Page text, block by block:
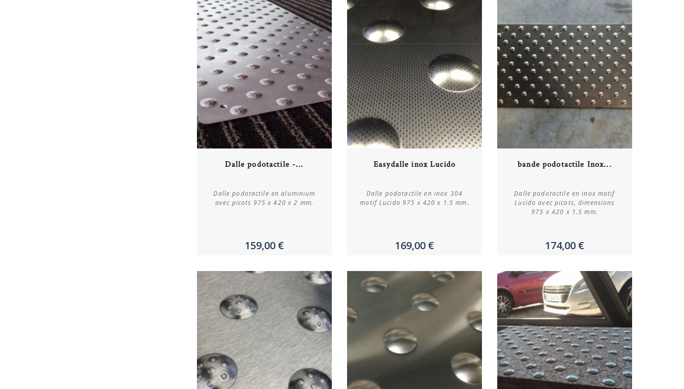
Plus de détails
Dalle podotactile -...
Dalle podotactile en aluminium
avec picots 975 x 420 x 2 mm.
159,00 €
Plus de détails
Easydalle inox Lucido
Dalle podotactile en inox 304
motif Lucido 975 x 420 x 1.5 mm.
169,00 €
Plus de détails
bande podotactile Inox...
Dalle podotactile en inox motif
Lucido avec picots, dimensions
975 x 420 x 1.5 mm.
174,00 €